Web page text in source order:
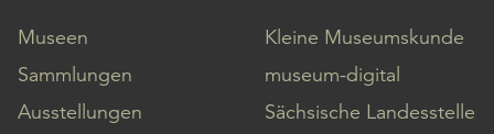
Museen
Sammlungen
Ausstellungen
Kleine Museumskunde
museum-digital
Sächsische Landesstelle